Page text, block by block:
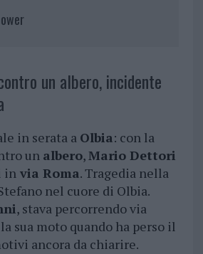
un albero, incidente
in serata a Olbia: con la
un albero,Mario Dettori
invia Roma. Tragedia nella
nel cuore di Olbia.
, stava percorrendo via
sua moto quando ha perso il
ancora da chiarire.